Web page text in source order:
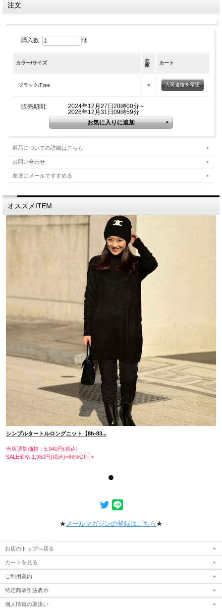
注文
購入数: 個
カラー/サイズ
在
庫
カート
ブラック/Free × 入荷連絡を希望
販売期間:
2024年12月27日20時00分～
2026年12月31日09時59分
返品についての詳細はこちら
お問い合わせ
友達にメールですすめる
オススメITEM
シンプルタートルロングニット【8h-83...
当店通常価格：5,940円(税込)
SALE価格:1,980円(税込)<66%OFF>
★ メールマガジンの登録はこちら ★
お店のトップへ戻る
カートを見る
ご利用案内
特定商取引法表示
個人情報の取扱い